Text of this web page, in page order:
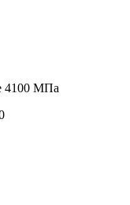
4100 МПа